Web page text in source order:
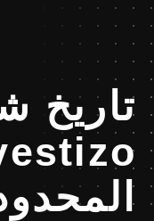
تاريخ